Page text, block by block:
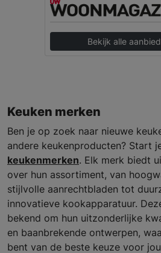
Bekijk alle
Keuken merken
Ben je op zoek naar nieuwe
andere keukenproducten? Start
keukenmerken. Elk merk biedt
over hun assortiment, van
stijlvolle aanrechtbladen tot
innovatieve kookapparatuur.
bekend om hun uitzonderlijke
en baanbrekende ontwerpen,
bent van de beste keuze voor